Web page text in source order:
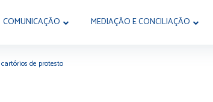
COMUNICAÇÃO MEDIAÇÃO E CONCILIAÇÃO
de protesto